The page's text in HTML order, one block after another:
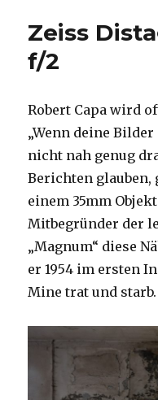
Zeiss
f/2
Robert Capa wird
„Wenn deine
nicht nah genug
Berichten glauben,
einem 35mm
Mitbegründer der
„Magnum“ diese
er 1954 im ersten
Mine trat und starb.